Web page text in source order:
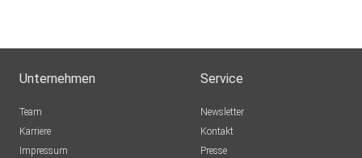
Unternehmen
Team
Karriere
Impressum
Service
Newsletter
Kontakt
Presse